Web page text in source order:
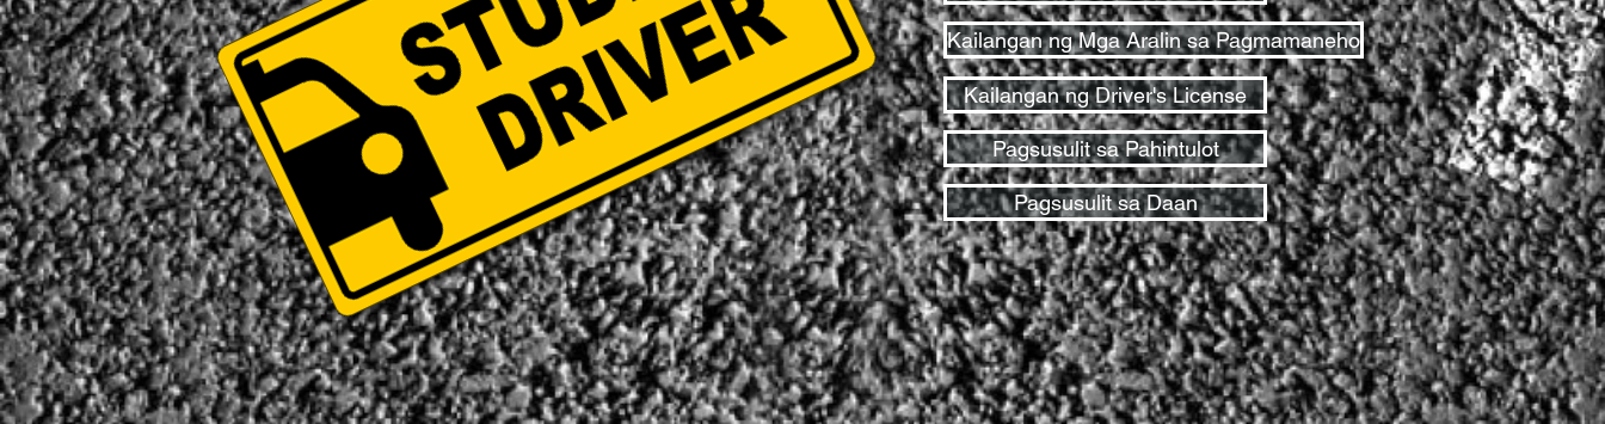
Kailangan ng Mga Aralin sa Pagmamaneho
Kailangan ng Driver's License
Pagsusulit sa Pahintulot
Pagsusulit sa Daan